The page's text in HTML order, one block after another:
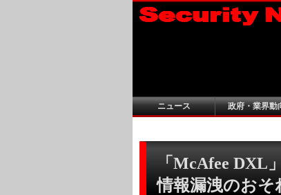
ニュース 政府・業界動
「McAfee DXL
情報漏洩のおそ